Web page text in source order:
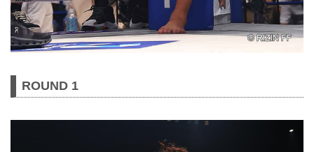
ROUND 1